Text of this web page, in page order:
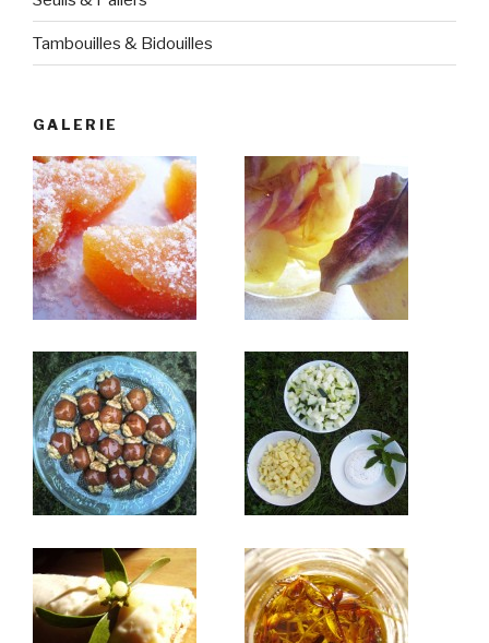
Tambouilles & Bidouilles
GALERIE